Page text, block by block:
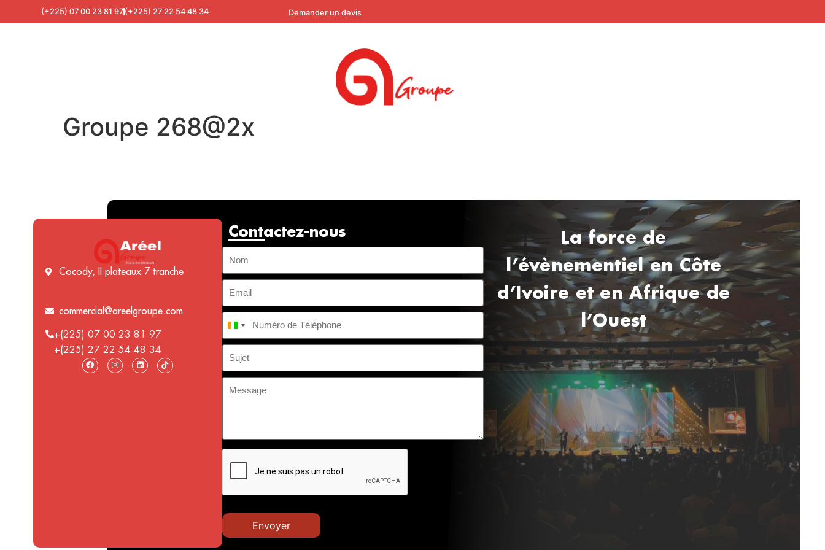
(+225) 07 00 23 81 97 (+225) 27 22 54 48 34 Demander un devis
Groupe 268@2x
Cocody, II plateaux 7 tranche
commercial@areelgroupe.com
+(225) 07 00 23 81 97
+(225) 27 22 54 48 34
Contactez-nous
Côte d’Ivoire +225
La force de
l’évènementiel en Côte
d’Ivoire et en Afrique de
l’Ouest